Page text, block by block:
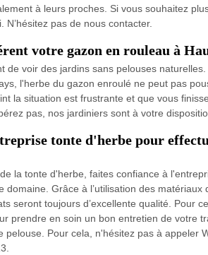
à leurs proches. Si vous souhaitez
N’hésitez pas de nous contacter.
votre gazon en rouleau à
de voir des jardins sans pelouses
l'herbe du gazon enroulé ne peut pas
la situation est frustrante et que vous
pas, nos jardiniers sont à votre
tonte d'herbe pour
la tonte d'herbe, faites confiance à
domaine. Grâce à l’utilisation des
seront toujours d’excellente qualité. Pour
prendre en soin un bon entretien de votre
pelouse. Pour cela, n'hésitez pas à appeler